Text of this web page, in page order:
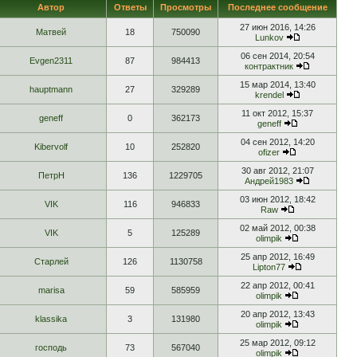
Автор Ответы Просмотры Последнее сообщение
Матвей 18 750090
27 июн 2016, 14:26
Lunkov
Evgen2311 87 984413
06 сен 2014, 20:54
контрактник
hauptmann 27 329289
15 мар 2014, 13:40
krendel
geneff 0 362173
11 окт 2012, 15:37
geneff
Kibervolf 10 252820
04 сен 2012, 14:20
ofizer
ПетрН 136 1229705
30 авг 2012, 21:07
Андрей1983
VIK 116 946833
03 июн 2012, 18:42
Raw
VIK 5 125289
02 май 2012, 00:38
olimpik
Старлей 126 1130758
25 апр 2012, 16:49
Lipton77
marisa 59 585959
22 апр 2012, 00:41
olimpik
klassika 3 131980
20 апр 2012, 13:43
olimpik
господь 73 567040
25 мар 2012, 09:12
olimpik